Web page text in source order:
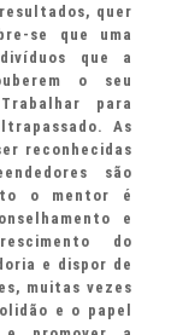
quer
se que uma
que a
o seu
para
As
reconhecidas
são
o mentor é
e
do
e dispor de
muitas vezes
e o papel